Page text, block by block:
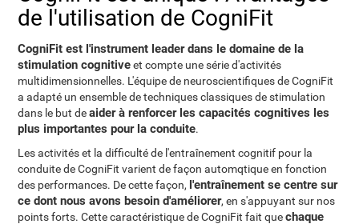
de l'utilisation de CogniFit
CogniFit est l'instrument leader dans le domaine de la
stimulation cognitiveet compte une série d'activités
multidimensionnelles. L'équipe de neuroscientifiques de CogniFit
a adapté un ensemble de techniques classiques de stimulation
dans le but deaider à renforcer les capacités cognitives les
plus importantes pour la conduite.
Les activités et la difficulté de l'entraînement cognitif pour la
conduite de CogniFit varient de façon automqtique en fonction
des performances. De cette façon, l'entraînement se centre sur
ce dont nous avons besoin d'améliorer, en s'appuyant sur nos
points forts. Cette caractéristique de CogniFit fait quechaque